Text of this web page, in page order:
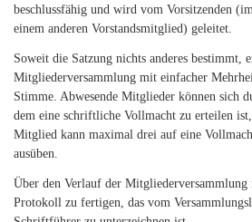
beschlussfähig und wird vom Vorsitzenden
einem anderen Vorstandsmitglied) geleitet.
Soweit die Satzung nichts anderes bestimmt,
Mitgliederversammlung mit einfacher
Stimme. Abwesende Mitglieder können sich
dem eine schriftliche Vollmacht zu erteilen
Mitglied kann maximal drei auf eine
ausüben.
Über den Verlauf der
Protokoll zu fertigen, das vom